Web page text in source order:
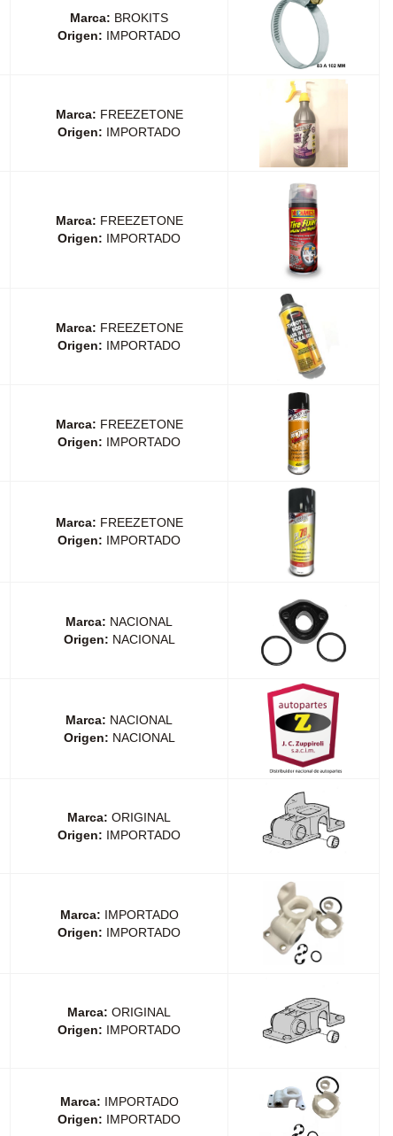
Marca: BROKITS
Origen: IMPORTADO
Marca: FREEZETONE
Origen: IMPORTADO
Marca: FREEZETONE
Origen: IMPORTADO
Marca: FREEZETONE
Origen: IMPORTADO
Marca: FREEZETONE
Origen: IMPORTADO
Marca: FREEZETONE
Origen: IMPORTADO
Marca: NACIONAL
Origen: NACIONAL
Marca: NACIONAL
Origen: NACIONAL
Marca: ORIGINAL
Origen: IMPORTADO
Marca: IMPORTADO
Origen: IMPORTADO
Marca: ORIGINAL
Origen: IMPORTADO
Marca: IMPORTADO
Origen: IMPORTADO